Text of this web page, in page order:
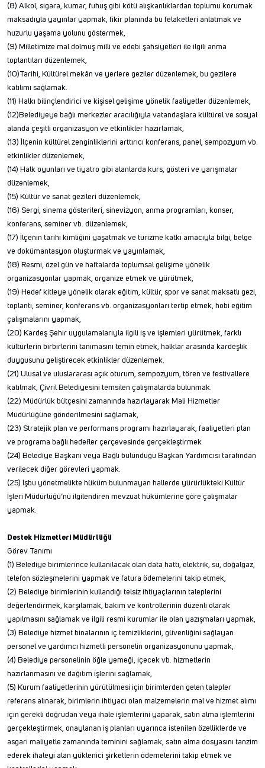
(8) Alkol, sigara, kumar, fuhuş gibi kötü alışkanlıklardan toplumu korumak
maksadıyla yayınlar yapmak, fikir planında bu felaketleri anlatmak ve
huzurlu yaşama yolunu göstermek,
(9) Milletimize mal dolmuş milli ve edebi şahsiyetleri ile ilgili anma
toplantıları düzenlemek,
(10)Tarihi, Kültürel mekân ve yerlere geziler düzenlemek, bu gezilere
katılımı sağlamak.
(11) Halkı bilinçlendirici ve kişisel gelişime yönelik faaliyetler düzenlemek,
(12)Belediyeye bağlı merkezler aracılığıyla vatandaşlara kültürel ve sosyal
alanda çeşitli organizasyon ve etkinlikler hazırlamak,
(13) İlçenin kültürel zenginliklerini arttırıcı konferans, panel, sempozyum vb.
etkinlikler düzenlemek,
(14) Halk oyunları ve tiyatro gibi alanlarda kurs, gösteri ve yarışmalar
düzenlemek,
(15) Kültür ve sanat gezileri düzenlemek,
(16) Sergi, sinema gösterileri, sinevizyon, anma programları, konser,
konferans, seminer vb. düzenlemek,
(17) İlçenin tarihi kimliğini yaşatmak ve turizme katkı amacıyla bilgi, belge
ve dokümantasyon oluşturmak ve yayınlamak,
(18) Resmi, özel gün ve haftalarda toplumsal gelişime yönelik
organizasyonlar yapmak, organize etmek ve yürütmek,
(19) Hedef kitleye yönelik olarak eğitim, kültür, spor ve sanat maksatlı gezi,
toplantı, seminer, konferans vb. organizasyonları tertip etmek, hobi eğitim
çalışmalarını yapmak,
(20) Kardeş Şehir uygulamalarıyla ilgili iş ve işlemleri yürütmek, farklı
kültürlerin birbirlerini tanımasını temin etmek, halklar arasında kardeşlik
duygusunu geliştirecek etkinlikler düzenlemek.
(21) Ulusal ve uluslararası açık oturum, sempozyum, tören ve festivallere
katılmak, Çivril Belediyesini temsilen çalışmalarda bulunmak.
(22) Müdürlük bütçesini zamanında hazırlayarak Mali Hizmetler
Müdürlüğüne gönderilmesini sağlamak,
(23) Stratejik plan ve performans programı hazırlayarak, faaliyetleri plan
ve programa bağlı hedefler çerçevesinde gerçekleştirmek
(24) Belediye Başkanı veya Bağlı bulunduğu Başkan Yardımcısı tarafından
verilecek diğer görevleri yapmak.
(25) İşbu yönetmelikte hüküm bulunmayan hallerde yürürlükteki Kültür
İşleri Müdürlüğü’nü ilgilendiren mevzuat hükümlerine göre çalışmalar
yapmak.
Destek Hizmetleri Müdürlüğü
Görev Tanımı
(1) Belediye birimlerince kullanılacak olan data hattı, elektrik, su, doğalgaz,
telefon sözleşmelerini yapmak ve fatura ödemelerini takip etmek,
(2) Belediye birimlerinin kullandığı telsiz ihtiyaçlarının taleplerini
değerlendirmek, karşılamak, bakım ve kontrollerinin düzenli olarak
yapılmasını sağlamak ve ilgili resmi kurumlar ile olan yazışmaları yapmak,
(3) Belediye hizmet binalarının iç temizliklerini, güvenliğini sağlayan
personel ve yardımcı hizmetli personelin organizasyonunu yapmak,
(4) Belediye personelinin öğle yemeği, içecek vb. hizmetlerin
hazırlanmasını ve dağıtım işlerini sağlamak,
(5) Kurum faaliyetlerinin yürütülmesi için birimlerden gelen talepler
referans alınarak, birimlerin ihtiyacı olan malzemelerin mal ve hizmet alımı
için gerekli doğrudan veya ihale işlemlerini yaparak, satın alma işlemlerini
gerçekleştirmek, onaylanan iş planları uyarınca istenilen özelliklerde ve
asgari maliyetle zamanında teminini sağlamak, satın alma dosyasını tanzim
ederek ihaleyi alan yüklenici şirketlerin ödemelerini takip etmek ve